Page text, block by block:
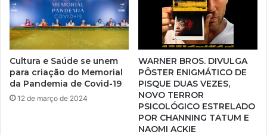
Cultura e Saúde se unem
para criação do Memorial
da Pandemia de Covid-19
12 de março de 2024
WARNER BROS. DIVULGA
PÔSTER ENIGMÁTICO DE
PISQUE DUAS VEZES,
NOVO TERROR
PSICOLÓGICO ESTRELADO
POR CHANNING TATUM E
NAOMI ACKIE